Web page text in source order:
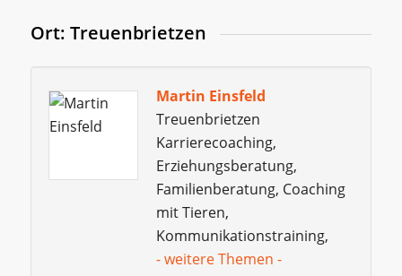
Ort: Treuenbrietzen
Martin Einsfeld
Treuenbrietzen
Karrierecoaching,
Erziehungsberatung,
Familienberatung, Coaching
mit Tieren,
Kommunikationstraining,
- weitere Themen -